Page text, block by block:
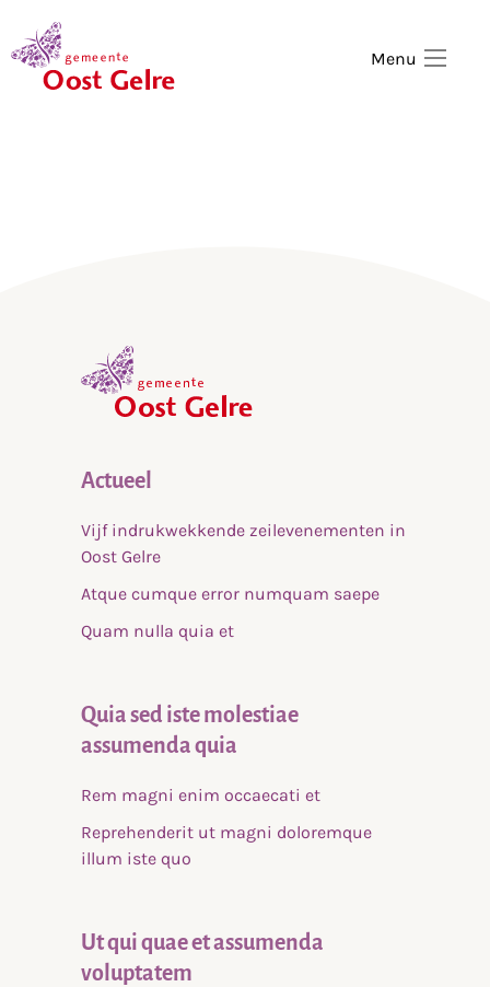
Menu
Actueel
Vijf indrukwekkende zeilevenementen in
Oost Gelre
Atque cumque error numquam saepe
Quam nulla quia et
Quia sed iste molestiae
assumenda quia
Rem magni enim occaecati et
Reprehenderit ut magni doloremque
illum iste quo
Ut qui quae et assumenda
voluptatem